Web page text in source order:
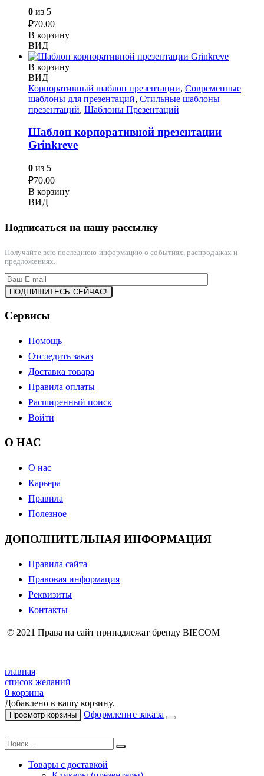
0 из 5
₽70.00
В корзину
ВИД
В корзину
ВИД
Корпоративный шаблон презентации, Современные
шаблоны для презентаций, Стильные шаблоны
презентаций, Шаблоны Презентаций
Шаблон корпоративной презентации
Grinkreve
0 из 5
₽70.00
В корзину
ВИД
Подписаться на нашу рассылку
Получайте всю последнюю информацию о событиях, распродажах и
предложениях.
Сервисы
Помощь
Отследить заказ
Доставка товара
Правила оплаты
Расширенный поиск
Войти
О НАС
О нас
Карьера
Правила
Полезное
ДОПОЛНИТЕЛЬНАЯ ИНФОРМАЦИЯ
Правила сайта
Правовая информация
Реквизиты
Контакты
© 2021 Права на сайт принадлежат бренду BIECOM
главная
список желаний
0 корзина
Добавлено в вашу корзину.
Просмотр корзины Оформление заказа
Товары с доставкой